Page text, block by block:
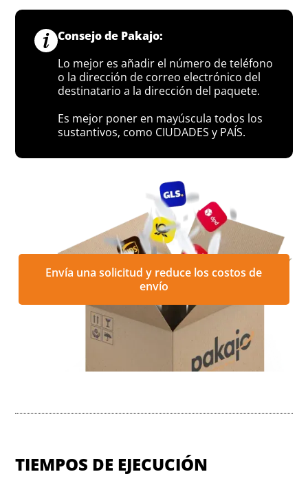
Consejo de Pakajo:
Lo mejor es añadir el número de teléfono
o la dirección de correo electrónico del
destinatario a la dirección del paquete.
Es mejor poner en mayúscula todos los
sustantivos, como CIUDADES y PAÍS.
Envía una solicitud y reduce los costos de
envío
TIEMPOS DE EJECUCIÓN